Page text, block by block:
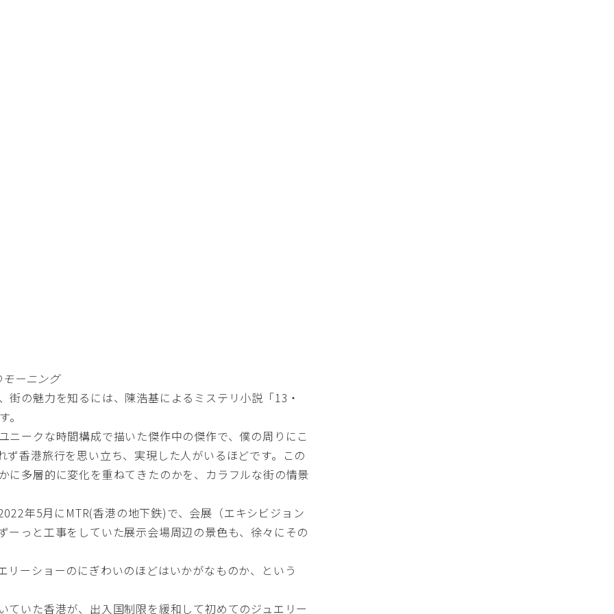
ーニング
街の魅力を知るには、陳浩基によるミステリ小説「13・
ニークな時間構成で描いた傑作中の傑作で、僕の周りにこ
ず香港旅行を思い立ち、実現した人がいるほどです。この
に多層的に変化を重ねてきたのかを、カラフルな街の情景
年5月にMTR(香港の地下鉄)で、会展（エキシビジョン
ーっと工事をしていた展示会場周辺の景色も、徐々にその
リーショーのにぎわいのほどはいかがなものか、という
ていた香港が、出入国制限を緩和して初めてのジュエリー